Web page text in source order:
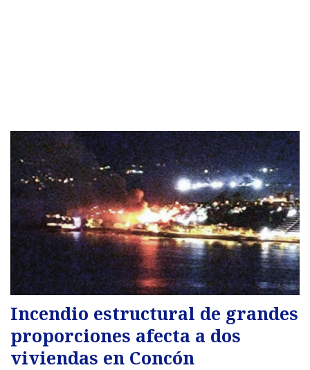
Incendio estructural de grandes
proporciones afecta a dos
viviendas en Concón